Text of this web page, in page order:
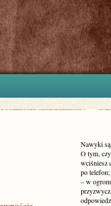
Nawyki
O tym,
wciśniesz
po
– w